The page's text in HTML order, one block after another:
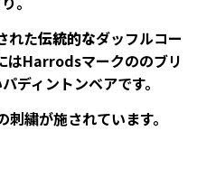
れた伝統的なダッフルコー
はHarrodsマークののブリ
ディントンベアです。
刺繍が施されています。